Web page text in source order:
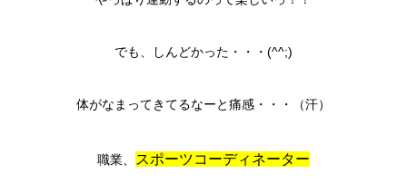
でも、しんどかった・・・(^^;)
体がなまってきてるなーと痛感・・・（汗）
職業、 スポーツコーディネーター